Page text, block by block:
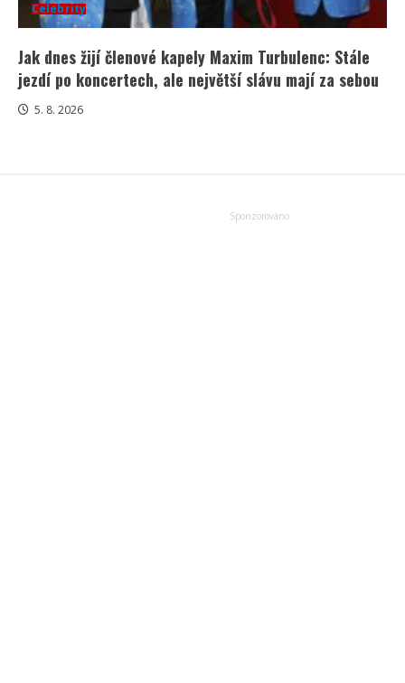
Celebrity
Jak dnes žijí členové kapely Maxim Turbulenc: Stále
jezdí po koncertech, ale největší slávu mají za sebou
5. 8. 2026